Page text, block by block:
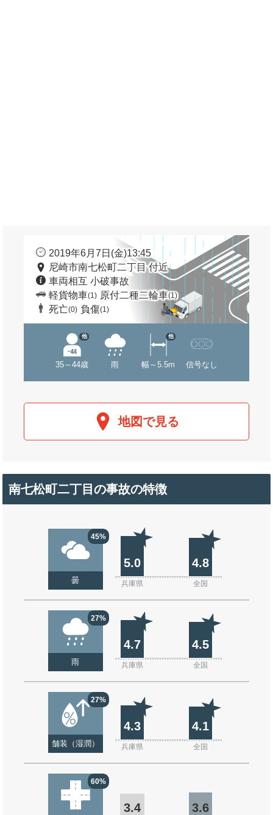
2019年6月7日(金)13:45
尼崎市南七松町二丁目 付近
車両相互 小破事故
軽貨物車(1) 原付二種二輪車(1)
死亡(0) 負傷(1)
35～44歳
他
雨 幅～5.5m
他
信号なし
地図で見る
南七松町二丁目の事故の特徴
45%
曇
5.0 4.8
兵庫県 全国
27%
雨
4.7 4.5
兵庫県 全国
27%
舗装（湿潤）
4.3 4.1
兵庫県 全国
60%
3.4 3.6